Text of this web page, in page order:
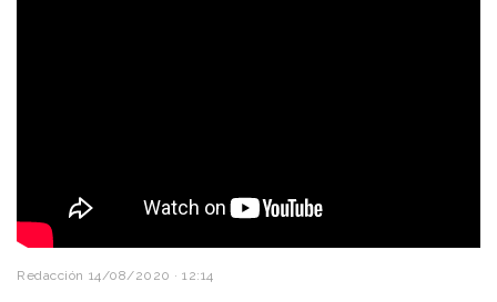
Redacción 14/08/2020 · 12:14